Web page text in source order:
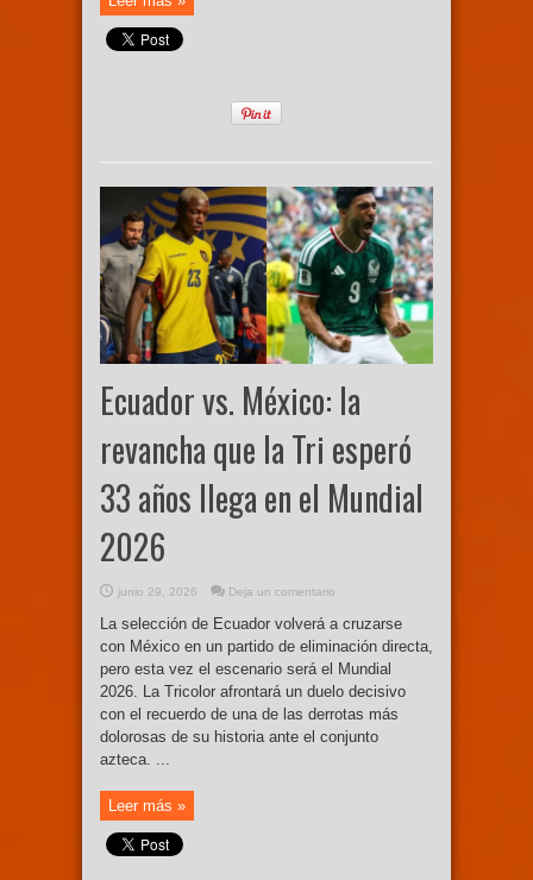
Ecuador vs. México: la
revancha que la Tri esperó
33 años llega en el Mundial
2026
junio 29, 2026 Deja un comentario
La selección de Ecuador volverá a cruzarse
con México en un partido de eliminación directa,
pero esta vez el escenario será el Mundial
2026. La Tricolor afrontará un duelo decisivo
con el recuerdo de una de las derrotas más
dolorosas de su historia ante el conjunto
azteca. ...
Leer más »